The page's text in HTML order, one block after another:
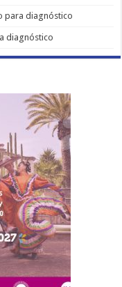
para diagnóstico
diagnóstico